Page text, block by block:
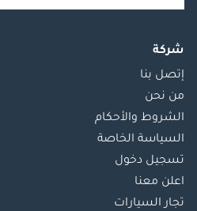
شركة
إتصل بنا
من نحن
الشروط والأحكام
السياسة الخاصة
تسجيل دخول
اعلن معنا
تجار السيارات